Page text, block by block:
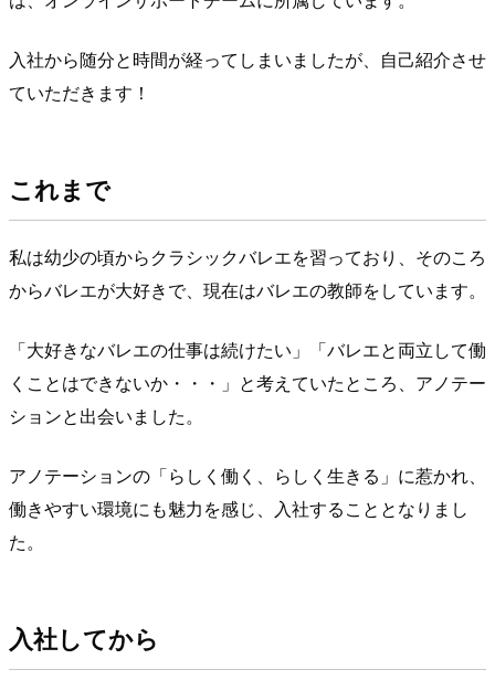
入社から随分と時間が経ってしまいましたが、自己紹介させ
ていただきます！
これまで
私は幼少の頃からクラシックバレエを習っており、そのころ
からバレエが大好きで、現在はバレエの教師をしています。
「大好きなバレエの仕事は続けたい」「バレエと両立して働
くことはできないか・・・」と考えていたところ、アノテー
ションと出会いました。
アノテーションの「らしく働く、らしく生きる」に惹かれ、
働きやすい環境にも魅力を感じ、入社することとなりまし
た。
入社してから